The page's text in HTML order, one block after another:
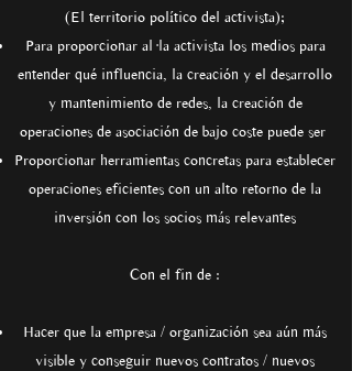
(El territorio político del activista);
Para proporcionar al·la activista los medios para
entender qué influencia, la creación y el desarrollo
y mantenimiento de redes, la creación de
operaciones de asociación de bajo coste puede ser
Proporcionar herramientas concretas para establecer
operaciones eficientes con un alto retorno de la
inversión con los socios más relevantes
Con el fin de :
Hacer que la empresa / organización sea aún más
visible y conseguir nuevos contratos / nuevos